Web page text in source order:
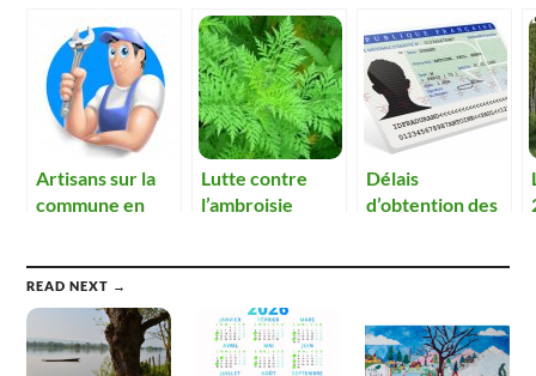
Artisans sur la
commune en
Lutte contre
l’ambroisie
Délais
d’obtention des
READ NEXT →